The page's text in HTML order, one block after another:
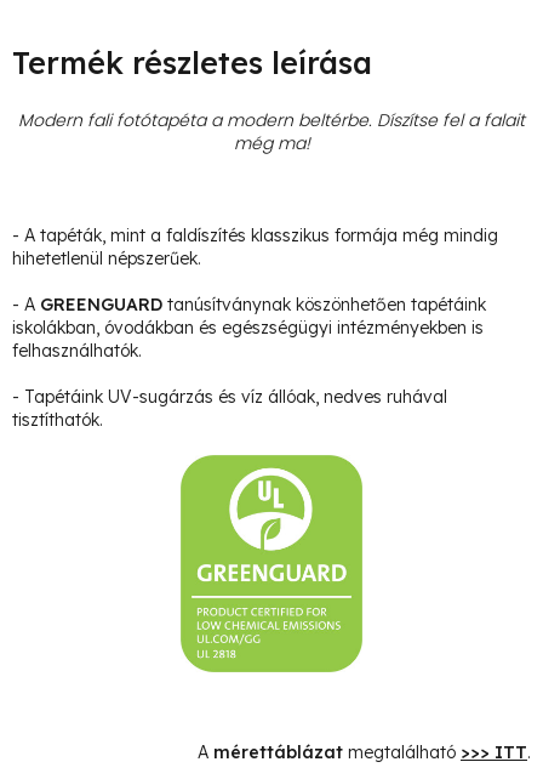
Termék részletes leírása
Modern fali fotótapéta a modern beltérbe. Díszítse fel a falait
még ma!
- A tapéták, mint a faldíszítés klasszikus formája még mindig
hihetetlenül népszerűek.
- A GREENGUARD tanúsítványnak köszönhetően tapétáink
iskolákban, óvodákban és egészségügyi intézményekben is
felhasználhatók.
- Tapétáink UV-sugárzás és víz állóak, nedves ruhával
tisztíthatók.
A mérettáblázat megtalálható >>> ITT.